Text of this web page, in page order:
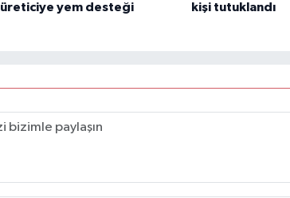
üreticiye yem desteği
kişi tutuklandı